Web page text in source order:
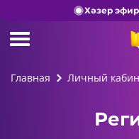
Хәзер
Главная Личный